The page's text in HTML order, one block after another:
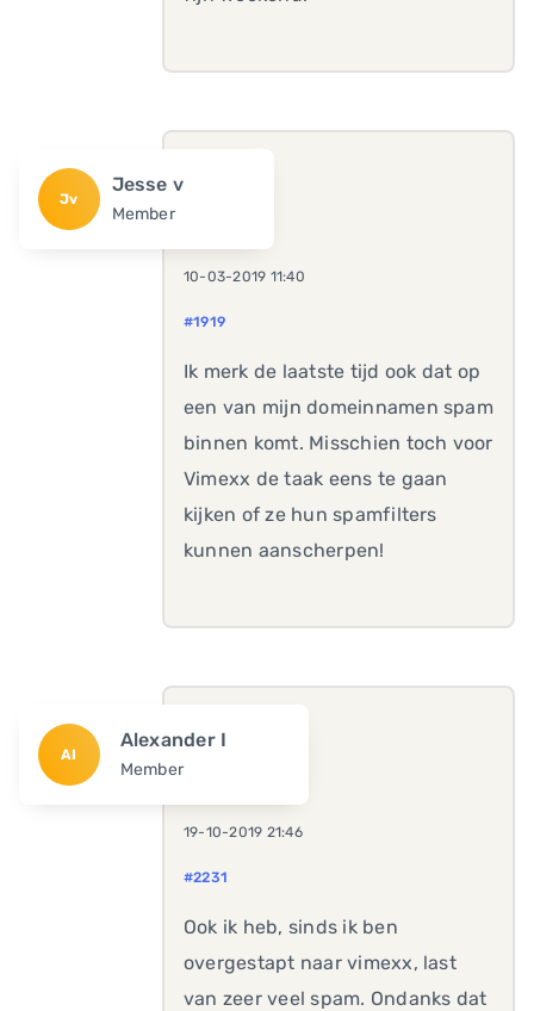
Jv
Jesse v
Member
10-03-2019 11:40
#1919
Ik merk de laatste tijd ook dat op
een van mijn domeinnamen spam
binnen komt. Misschien toch voor
Vimexx de taak eens te gaan
kijken of ze hun spamfilters
kunnen aanscherpen!
AI
Alexander I
Member
19-10-2019 21:46
#2231
Ook ik heb, sinds ik ben
overgestapt naar vimexx, last
van zeer veel spam. Ondanks dat